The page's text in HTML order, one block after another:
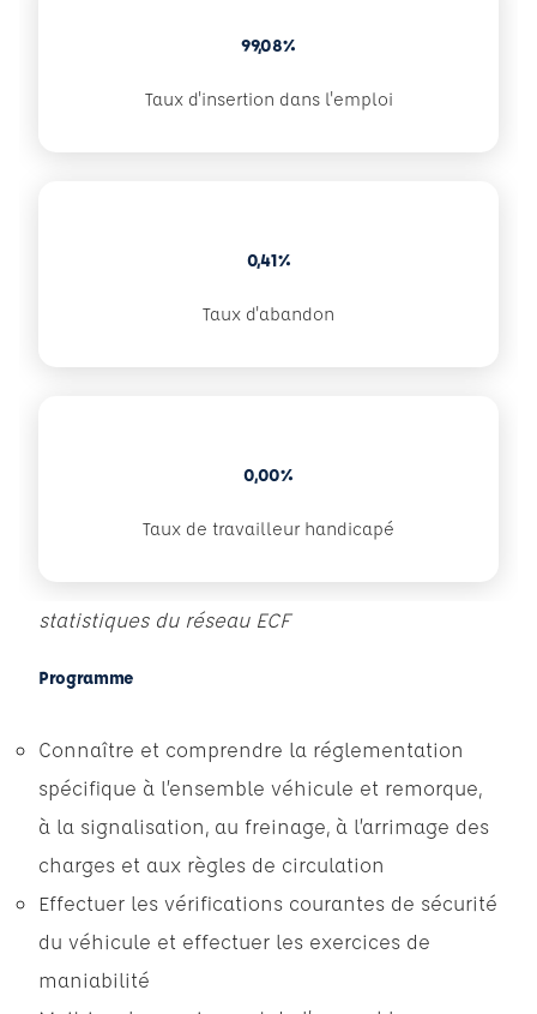
99,08%
Taux d'insertion dans l'emploi
0,41%
Taux d'abandon
0,00%
Taux de travailleur handicapé
statistiques du réseau ECF
Programme
Connaître et comprendre la réglementation
spécifique à l’ensemble véhicule et remorque,
à la signalisation, au freinage, à l’arrimage des
charges et aux règles de circulation
Effectuer les vérifications courantes de sécurité
du véhicule et effectuer les exercices de
maniabilité